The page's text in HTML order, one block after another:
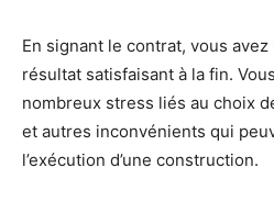
En signant le contrat, vous avez
résultat satisfaisant à la fin.
nombreux stress liés au choix
et autres inconvénients qui
l’exécution d’une construction.